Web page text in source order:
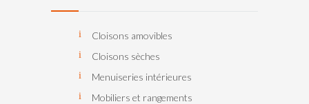
Cloisons amovibles
Cloisons sèches
Menuiseries intérieures
Mobiliers et rangements